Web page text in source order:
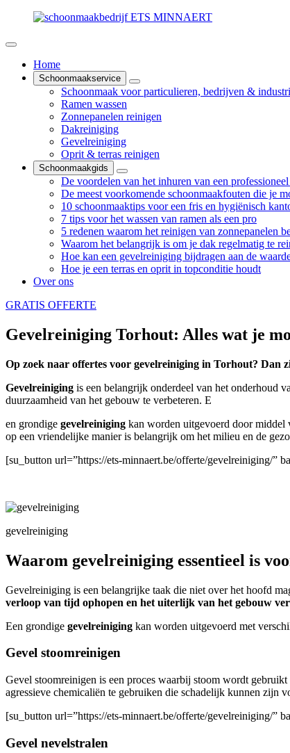
Home
Schoonmaakservice
Schoonmaak voor particulieren, bedrijven &
Ramen wassen
Zonnepanelen reinigen
Dakreiniging
Gevelreiniging
Oprit & terras reinigen
Schoonmaakgids
De voordelen van het inhuren van een
De meest voorkomende schoonmaakfouten die je
10 schoonmaaktips voor een fris en hygiënisch
7 tips voor het wassen van ramen als een pro
5 redenen waarom het reinigen van zonnepanelen
Waarom het belangrijk is om je dak regelmatig te
Hoe kan een gevelreiniging bijdragen aan de
Hoe je een terras en oprit in topconditie houdt
Over ons
GRATIS OFFERTE
Gevelreiniging Torhout: Alles wat je
Op zoek naar offertes voor gevelreiniging in Torhout? Dan
Gevelreiniging is een belangrijk onderdeel van het onderhoud
duurzaamheid van het gebouw te verbeteren. E
en grondige gevelreiniging kan worden uitgevoerd door middel
op een vriendelijke manier is belangrijk om het milieu en de
[su_button url=”https://ets-minnaert.be/offerte/gevelreiniging/”
gevelreiniging
Waarom gevelreiniging essentieel is
Gevelreiniging is een belangrijke taak die niet over het hoofd
verloop van tijd ophopen en het uiterlijk van het gebouw
Een grondige gevelreiniging kan worden uitgevoerd met
Gevel stoomreinigen
Gevel stoomreinigen is een proces waarbij stoom wordt
agressieve chemicaliën te gebruiken die schadelijk kunnen zijn
[su_button url=”https://ets-minnaert.be/offerte/gevelreiniging/”
Gevel nevelstralen